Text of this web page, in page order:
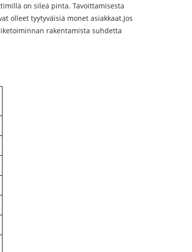
on sileä pinta. Tavoittamisesta
olleet tyytyväisiä monet asiakkaat.Jos
rakentamista suhdetta